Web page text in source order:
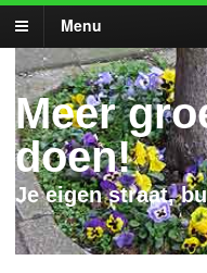
Menu
Meer
doen!
Je eigen straat,